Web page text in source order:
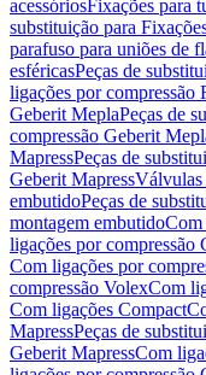
acessóriosFixações para
substituição para
parafuso para uniões de
esféricasPeças de
ligações por compressão
Geberit MeplaPeças de
compressão Geberit
MapressPeças de
Geberit MapressVálvulas
embutidoPeças de
montagem embutidoCom
ligações por compressão
Com ligações por
compressão VolexCom
Com ligações Compact
MapressPeças de
Geberit MapressCom